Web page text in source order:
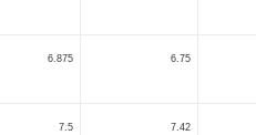
6.875 6.75
7.5 7.42